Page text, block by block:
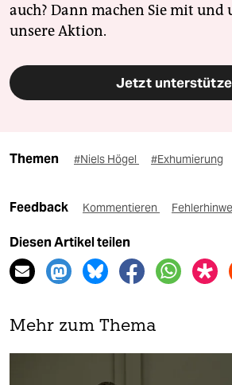
auch? Dann machen Sie mit und
unsere Aktion.
Jetzt
Themen #Niels Högel #Exhumierung
Feedback Kommentieren
Diesen Artikel teilen
Mehr zum Thema